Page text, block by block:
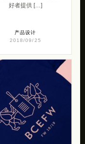
好者提供 […]
产品设计
2018/09/25